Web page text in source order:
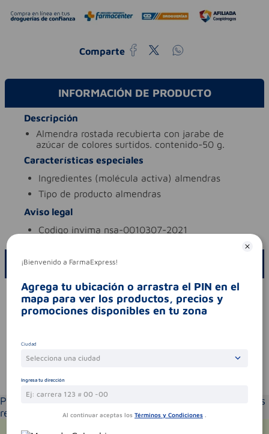
Comparte
INFORMACIÓN DE PRODUCTO
Descripción
almendra rostada recubierta con jarabe de
azúcar de colores surtidos. contenido-50 g.
Características especiales
ingredientes (molécula activa) almendras
tipo de producto almendras
Aviso legal
codigo invima nsa-0010307-2021
ESCRIBE UN COMENTARIO
Por favor, inicie sesión para escribir un comentario
Sin comentarios.
Te puede interesar
Por favor selecciona tu ubicación y verás los productos
recomendados según la cobertura de entrega
¡Bienvenido a FarmaExpress!
Agrega tu ubicación o arrastra el PIN en el
mapa para ver los productos, precios y
promociones disponibles en tu zona
Ciudad
Selecciona una ciudad
Ingresa tu dirección
Al continuar aceptas los Términos y Condiciones .